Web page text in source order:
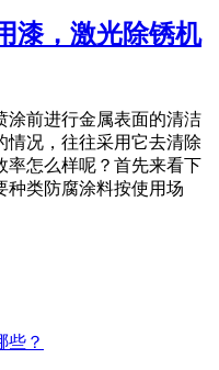
漆，激光除锈机
涂前进行金属表面的清洁
情况，往往采用它去清除
率怎么样呢？首先来看下
种类防腐涂料按使用场